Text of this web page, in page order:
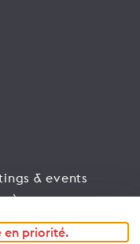
& events
en priorité.